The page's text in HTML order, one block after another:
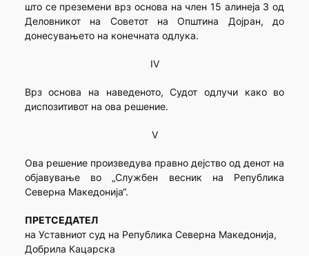
што се преземени врз основа на член 15 алинеја 3 од
Деловникот на Советот на Општина Дојран, до
донесувањето на конечната одлука.
IV
Врз основа на наведеното, Судот одлучи како во
диспозитивот на ова решение.
V
Ова решение произведува правно дејство од денот на
објавување во „Службен весник на Република
Северна Македонија“.
ПРЕТСЕДАТЕЛ
на Уставниот суд на Република Северна Македонија,
Добрила Кацарска